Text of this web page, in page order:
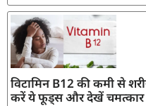
विटामिन B12 की कमी से
करें ये फूड्स और देखें चमत्कार